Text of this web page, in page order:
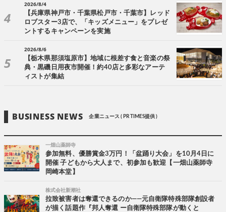
2026/8/4
【兵庫県神戸市・千葉県松戸市・千葉市】レッド
ロブスター3店で、「キッズメニュー」をプレゼ
ントするキャンペーンを実施
2026/8/6
【栃木県那須塩原市】地域に根差す食と音楽の祭
典・黒磯日用夜市開催！約40店と多彩なアーテ
ィストが集結
BUSINESS NEWS 企業ニュース ( PR TIMES提供 )
一畑山薬師寺
参加無料、優勝賞金3万円！「盆踊り大会」を10月4日に
開催 子どもから大人まで、初参加も歓迎【一畑山薬師寺
岡崎本堂】
株式会社新潮社
拉致被害者は奪還できるのか――元自衛隊特殊部隊創設者
が描く話題作『邦人奪還 ー自衛隊特殊部隊が動くと